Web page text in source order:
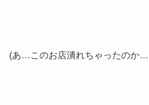
(あ…このお店潰れちゃったのか